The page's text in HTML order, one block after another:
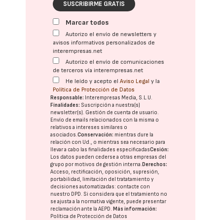
SUSCRIBIRME GRATIS
Marcar todos
Autorizo el envío de newsletters y
avisos informativos personalizados de
interempresas.net
Autorizo el envío de comunicaciones
de terceros vía interempresas.net
He leído y acepto elAviso Legal y la
Política de Protección de Datos
Responsable: Interempresas Media, S.L.U.
Finalidades: Suscripción a nuestra(s)
newsletter(s). Gestión de cuenta de usuario.
Envío de emails relacionados con la misma o
relativos a intereses similares o
asociados.Conservación: mientras dure la
relación con Ud., o mientras sea necesario para
llevar a cabo las finalidades especificadasCesión:
Los datos pueden cederse a otras empresas del
grupo por motivos de gestión interna.Derechos:
Acceso, rectificación, oposición, supresión,
portabilidad, limitación del tratatamiento y
decisiones automatizadas: contacte con
nuestro DPD. Si considera que el tratamiento no
se ajusta a la normativa vigente, puede presentar
reclamación ante laAEPD.Más información:
Política de Protección de Datos